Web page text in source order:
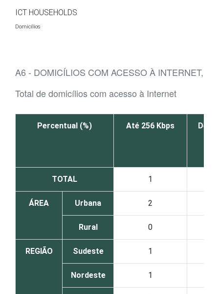
ICT HOUSEHOLDS
Domicílios
A6 - DOMICÍLIOS COM ACESSO À INTERNET,
Total de domicílios com acesso à Internet
Percentual (%) Até 256 Kbps
De
TOTAL 1
ÁREA Urbana 2
Rural 0
REGIÃO Sudeste 1
Nordeste 1